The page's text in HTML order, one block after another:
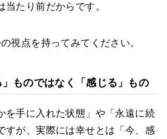
当たり前だからです。
視点を持ってみてください。
ものではなく「感じる」もの
を手に入れた状態」や「永遠に続
すが、実際には幸せとは「今、感